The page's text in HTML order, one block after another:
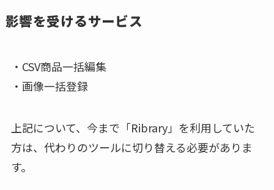
影響を受けるサービス
・CSV商品一括編集
・画像一括登録
上記について、今まで「Ribrary」を利用していた
方は、代わりのツールに切り替える必要がありま
す。